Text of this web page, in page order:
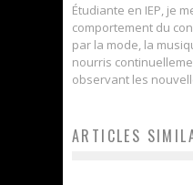
Étudiante en IEP, je
comportement du
par la mode, la
nourris
observant les
ARTICLES